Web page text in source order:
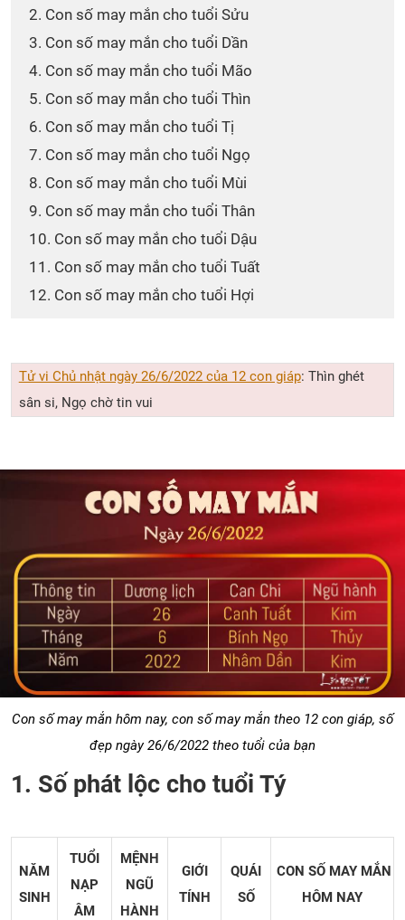
2. Con số may mắn cho tuổi Sửu
3. Con số may mắn cho tuổi Dần
4. Con số may mắn cho tuổi Mão
5. Con số may mắn cho tuổi Thìn
6. Con số may mắn cho tuổi Tị
7. Con số may mắn cho tuổi Ngọ
8. Con số may mắn cho tuổi Mùi
9. Con số may mắn cho tuổi Thân
10. Con số may mắn cho tuổi Dậu
11. Con số may mắn cho tuổi Tuất
12. Con số may mắn cho tuổi Hợi
Tử vi Chủ nhật ngày 26/6/2022 của 12 con giáp: Thìn ghét
sân si, Ngọ chờ tin vui
Con số may mắn hôm nay, con số may mắn theo 12 con giáp, số
đẹp ngày 26/6/2022 theo tuổi của bạn
1. Số phát lộc cho tuổi Tý
NĂM
SINH
TUỔI
NẠP
ÂM
MỆNH
NGŨ
HÀNH
GIỚI
TÍNH
QUÁI
SỐ
CON SỐ MAY MẮN
HÔM NAY